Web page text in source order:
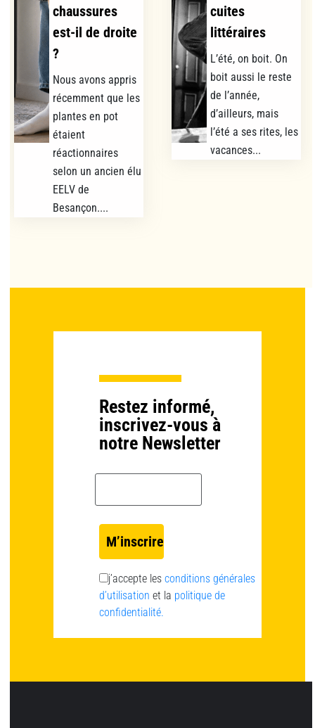
chaussures
est-il de droite
?
Nous avons appris
récemment que les
plantes en pot
étaient
réactionnaires
selon un ancien élu
EELV de
Besançon....
cuites
littéraires
L’été, on boit. On
boit aussi le reste
de l’année,
d’ailleurs, mais
l’été a ses rites, les
vacances...
Restez informé,
inscrivez-vous à
notre Newsletter
j’accepte les conditions générales
d’utilisation et la politique de
confidentialité.